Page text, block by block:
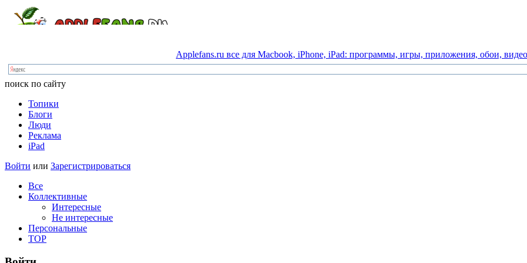
Applefans.ru все для Macbook, iPhone, iPad: программы, игры, приложения, обои, видео
поиск по сайту
Топики
Блоги
Люди
Реклама
iPad
Войти или Зарегистрироваться
Все
Коллективные
Интересные
Не интересные
Персональные
TOP